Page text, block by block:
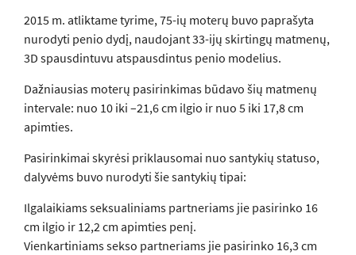
2015 m. atliktame tyrime, 75-ių moterų buvo paprašyta
nurodyti penio dydį, naudojant 33-ijų skirtingų matmenų,
3D spausdintuvu atspausdintus penio modelius.
Dažniausias moterų pasirinkimas būdavo šių matmenų
intervale: nuo 10 iki –21,6 cm ilgio ir nuo 5 iki 17,8 cm
apimties.
Pasirinkimai skyrėsi priklausomai nuo santykių statuso,
dalyvėms buvo nurodyti šie santykių tipai:
Ilgalaikiams seksualiniams partneriams jie pasirinko 16
cm ilgio ir 12,2 cm apimties penį.
Vienkartiniams sekso partneriams jie pasirinko 16,3 cm